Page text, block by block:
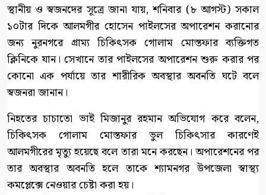
স্থানীয় ও স্বজনদের সূত্রে জানা যায়, শনিবার (৮ আগস্ট) সকাল
১০টার দিকে আলমগীর হোসেন পাইলসের অপারেশন করানোর
জন্য নুরনগরে গ্রাম্য চিকিৎসক গোলাম মোস্তফার ব্যক্তিগত
ক্লিনিকে যান। সেখানে তার পাইলসের অপারেশন শুরু করার পর
কোনো এক পর্যায়ে তার শারীরিক অবস্থার অবনতি ঘটে বলে
স্বজনরা জানান।
নিহতের চাচাতো ভাই মিজানুর রহমান অভিযোগ করে বলেন,
চিকিৎসক গোলাম মোস্তফার ভুল চিকিৎসার কারণেই
আলমগীরের মৃত্যু হয়েছে বলে তারা মনে করছেন। অপারেশনের পর
তার অবস্থার অবনতি হলে তাকে শ্যামনগর উপজেলা স্বাস্থ্য
কমপ্লেক্সে নেওয়ার চেষ্টা করা হয়।